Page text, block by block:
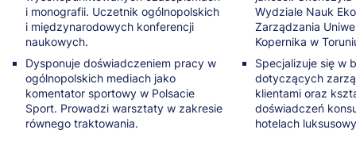
i monografii. Uczetnik ogólnopolskich
i międzynarodowych konferencji
naukowych.
Dysponuje doświadczeniem pracy w
ogólnopolskich mediach jako
komentator sportowy w Polsacie
Sport. Prowadzi warsztaty w zakresie
równego traktowania.
Wydziale Nauk
Zarządzania
Kopernika w
Specjalizuje się w
dotyczących
klientami oraz
doświadczeń
hotelach